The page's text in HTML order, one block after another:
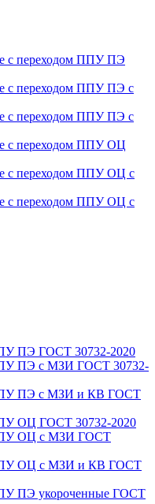
с переходом ППУ ПЭ
с переходом ППУ ПЭ с
с переходом ППУ ПЭ с
с переходом ППУ ОЦ
с переходом ППУ ОЦ с
с переходом ППУ ОЦ с
ПЭ ГОСТ 30732-2020
ПЭ с МЗИ ГОСТ 30732-
ПЭ с МЗИ и КВ ГОСТ
ОЦ ГОСТ 30732-2020
ОЦ с МЗИ ГОСТ
ОЦ с МЗИ и КВ ГОСТ
ПЭ укороченные ГОСТ